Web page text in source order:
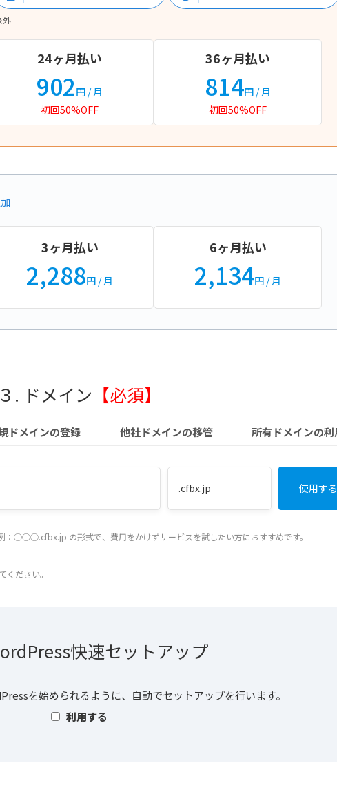
外
24ヶ月払い
902円 / 月
初回50%OFF
36ヶ月払い
814円 / 月
初回50%OFF
3ヶ月払い
2,288円 / 月
6ヶ月払い
2,134円 / 月
３. ドメイン 【必須】
ドメインの登録 他社ドメインの移管 所有ドメインの利
：◯◯◯.cfbx.jp の形式で、費用をかけずサービスを試したい方におすすめです。
ださい。
快速セットアップ
を始められるように、自動でセットアップを行います。
利用する